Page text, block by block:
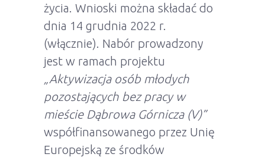
życia. Wnioski można składać do
dnia 14 grudnia 2022 r.
(włącznie). Nabór prowadzony
jest w ramach projektu
„Aktywizacja osób młodych
pozostających bez pracy w
mieście Dąbrowa Górnicza (V)”
współfinansowanego przez Unię
Europejską ze środków